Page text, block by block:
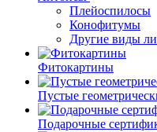
Плейоспилосы
Конофитумы
Другие виды
Фитокартины
Пустые
Подарочные